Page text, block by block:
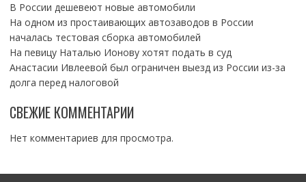
В России дешевеют новые автомобили
На одном из простаивающих автозаводов в России
началась тестовая сборка автомобилей
На певицу Наталью Ионову хотят подать в суд
Анастасии Ивлеевой был ограничен выезд из России из-за
долга перед налоговой
СВЕЖИЕ КОММЕНТАРИИ
Нет комментариев для просмотра.